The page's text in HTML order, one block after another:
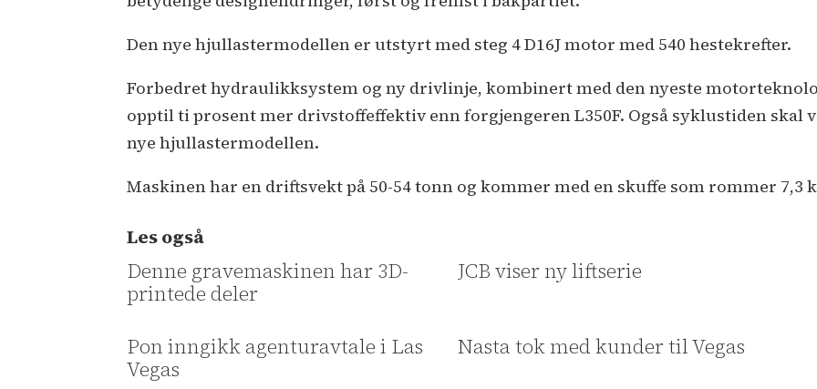
Den nye hjullastermodellen er utstyrt med steg 4 D16J motor med 540 hestekrefter.
Forbedret hydraulikksystem og ny drivlinje, kombinert med den nyeste
opptil ti prosent mer drivstoffeffektiv enn forgjengeren L350F. Også syklustiden skal
nye hjullastermodellen.
Maskinen har en driftsvekt på 50-54 tonn og kommer med en skuffe som rommer 7,3
Les også
Denne gravemaskinen har 3D-
printede deler
JCB viser ny liftserie
Pon inngikk agenturavtale i Las
Vegas
Nasta tok med kunder til Vegas